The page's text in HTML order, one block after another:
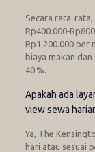
Secara rata-
Rp1.200.000 per
biaya makan
40 %.
Apakah ada
view sewa
Ya, The
hari atau sesuai